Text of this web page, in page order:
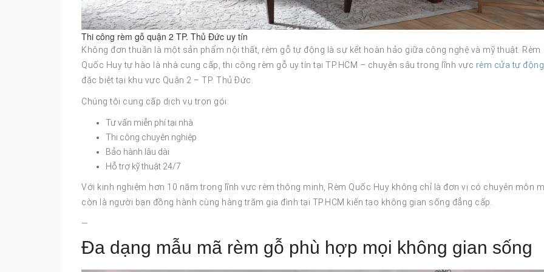
Thi công rèm gỗ quận 2 TP. Thủ Đức uy tín
Không đơn thuần là một sản phẩm nội thất, rèm gỗ tự động là sự kết hoàn hảo giữa công nghệ và mỹ thuật. Rèm
Quốc Huy tự hào là nhà cung cấp, thi công rèm gỗ uy tín tại TP.HCM – chuyên sâu trong lĩnh vực rèm cửa tự động
đặc biệt tại khu vực Quận 2 – TP. Thủ Đức.
Chúng tôi cung cấp dịch vụ trọn gói:
Tư vấn miễn phí tại nhà
Thi công chuyên nghiệp
Bảo hành lâu dài
Hỗ trợ kỹ thuật 24/7
Với kinh nghiệm hơn 10 năm trong lĩnh vực rèm thông minh, Rèm Quốc Huy không chỉ là đơn vị có chuyên môn
còn là người bạn đồng hành cùng hàng trăm gia đình tại TP.HCM kiến tạo không gian sống đẳng cấp.
—
Đa dạng mẫu mã rèm gỗ phù hợp mọi không gian sống